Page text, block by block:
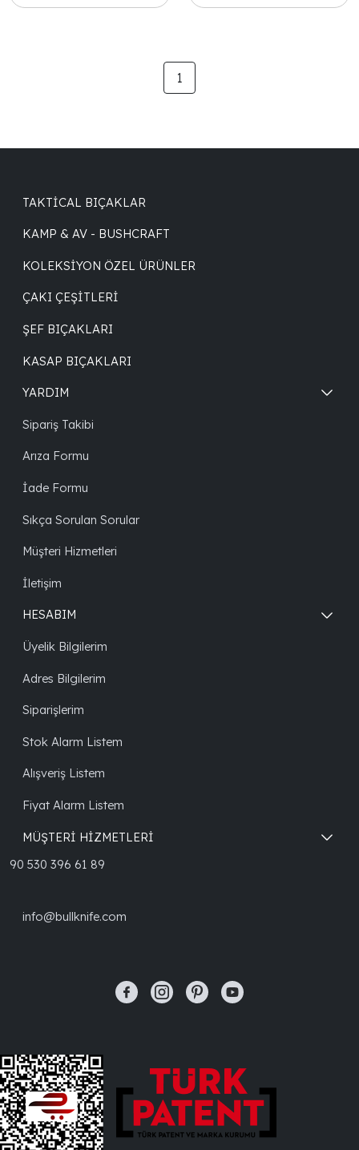
1
TAKTICAL BIÇAKLAR
KAMP & AV - BUSHCRAFT
KOLEKSIYON ÖZEL ÜRÜNLER
ÇAKI ÇEŞITLERI
ŞEF BIÇAKLARI
KASAP BIÇAKLARI
YARDIM
Sipariş Takibi
Arıza Formu
İade Formu
Sıkça Sorulan Sorular
Müşteri Hizmetleri
İletişim
HESABIM
Üyelik Bilgilerim
Adres Bilgilerim
Siparişlerim
Stok Alarm Listem
Alışveriş Listem
Fiyat Alarm Listem
MÜŞTERİ HİZMETLERİ
90 530 396 61 89
info@bullknife.com